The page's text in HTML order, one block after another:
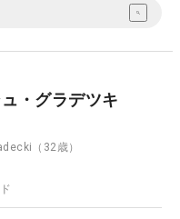
・グラデツキ
（32歳）